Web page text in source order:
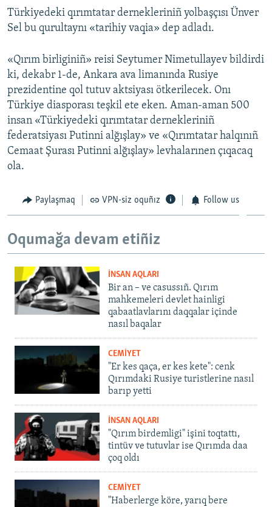
Türkiyedeki qırımtatar dernekleriniñ yolbaşçısı Ünver
Sel bu qurultaynı «tarihiy vaqia» dep adladı.
«Qırım birliginiñ» reisi Seytumer Nimetullayev bildirdi
ki, dekabr 1-de, Ankara ava limanında Rusiye
prezidentine qol tutuv aktsiyası ötkerilecek. Onı
Türkiye diasporası teşkil ete eken. Aman-aman 500
insan «Türkiyedeki qırımtatar dernekleriniñ
federatsiyası Putinni alğışlay» ve «Qırımtatar halqınıñ
Cemaat Şurası Putinni alğışlay» levhalarınen çıqacaq
ola.
Paylaşmaq VPN-siz oquñız Follow us
Oqumağa devam etiñiz
İNSAN AQLARI
Bir an – ve casussıñ. Qırım
mahkemeleri devlet hainligi
qabaatlavlarını daqqalar içinde
nasıl baqalar
CEMİYET
"Er kes qaça, er kes kete": cenk
Qırımdaki Rusiye turistlerine nasıl
barıp yetti
İNSAN AQLARI
"Qırım birdemligi" işini toqtattı,
tintüv ve tutuvlar ise Qırımda daa
çoq oldı
CEMİYET
"Haberlerge köre, yarıq bere